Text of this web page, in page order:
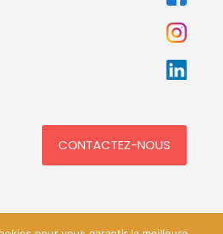
CONTACTEZ-NOUS